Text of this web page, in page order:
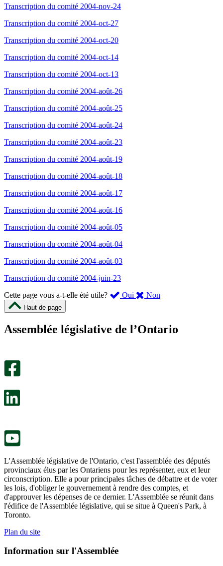
Transcription du comité 2004-nov-24
Transcription du comité 2004-oct-27
Transcription du comité 2004-oct-20
Transcription du comité 2004-oct-14
Transcription du comité 2004-oct-13
Transcription du comité 2004-août-26
Transcription du comité 2004-août-25
Transcription du comité 2004-août-24
Transcription du comité 2004-août-23
Transcription du comité 2004-août-19
Transcription du comité 2004-août-18
Transcription du comité 2004-août-17
Transcription du comité 2004-août-16
Transcription du comité 2004-août-05
Transcription du comité 2004-août-04
Transcription du comité 2004-août-03
Transcription du comité 2004-juin-23
Cette page vous a-t-elle été utile?
Oui ,
été
Non
m’a
Haut de page
Assemblée législative de l’Ontario
L'Assemblée législative de l'Ontario, c'est l'assemblée des députés
provinciaux élus par les Ontariens pour les représenter, eux et leur
circonscription. Elle a pour principales tâches de débattre et de voter
les lois, d'obliger le gouvernement à rendre des comptes, et
d'approuver les dépenses de ce dernier. L'Assemblée se réunit dans
l'édifice de l'Assemblée législative, qui se situe à Queen's Park, à
Toronto.
Plan du site
Information sur l'Assemblée